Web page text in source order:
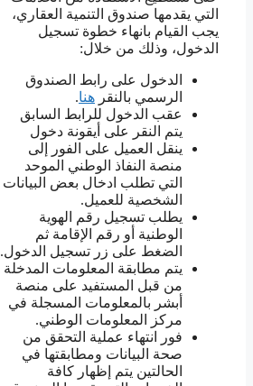
التي يقدمها صندوق التنمية العقاري،
يجب القيام بانهاء خطوة تسجيل
الدخول، وذلك من خلال:
الدخول على رابط الصندوق
الرسمي بالنقر هنا.
عقب الدخول للرابط السابق
يتم النقر على أيقونة دخول
ينقل العميل على الفور إلى
منصة النفاذ الوطني الموحد
التي تطلب ادخال بعض البيانات
الشخصية للعميل.
يطلب تسجيل رقم الهوية
الوطنية أو رقم الإقامة ثم
الضغط على زر تسجيل الدخول.
يتم مطابقة المعلومات المدخلة
من قبل المستفيد على منصة
أبشر بالمعلومات المسجلة في
مركز المعلومات الوطني.
فور انتهاء عملية التحقق من
صحة البيانات ومطابقتها في
الحالتين يتم إظهار كافة